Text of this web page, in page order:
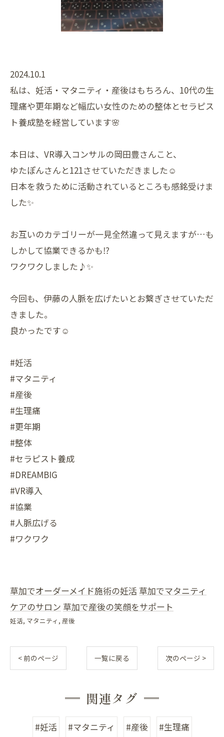
2024.10.1
私は、妊活・マタニティ・産後はもちろん、10代の生
理痛や更年期など幅広い女性のための整体とセラピス
ト養成塾を経営しています🌸
本日は、VR導入コンサルの岡田豊さんこと、
ゆたぽんさんと121させていただきました☺️
日本を救うために活動されているところも感銘受けま
した✨
お互いのカテゴリーが一見全然違って見えますが…も
しかして協業できるかも⁉️
ワクワクしました♪✨
今回も、伊藤の人脈を広げたいとお繋ぎさせていただ
きました。
良かったです☺️
#妊活
#マタニティ
#産後
#生理痛
#更年期
#整体
#セラピスト養成
#DREAMBIG
#VR導入
#協業
#人脈広げる
#ワクワク
草加でオーダーメイド施術の妊活 草加でマタニティ
ケアのサロン 草加で産後の笑顔をサポート
妊活 マタニティ 産後
< 前のページ 一覧に戻る 次のページ >
関連タグ
#妊活 #マタニティ #産後 #生理痛